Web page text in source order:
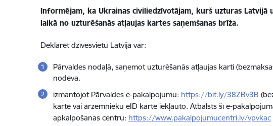
Informējam, ka Ukrainas civiliedzīvotājam, kurš uzturas Latvijā
laikā no uzturēšanās atļaujas kartes saņemšanas brīža.
Deklarēt dzīvesvietu Latvijā var:
Pārvaldes nodaļā, saņemot uzturēšanās atļaujas karti
nodeva.
izmantojot Pārvaldes e-pakalpojumu: https://bit.ly/38ZBv3B
kartē vai ārzemnieku eID kartē iekļauto. Atbalsts šī e-
apkalpošanas centru: https://www.pakalpojumucentri.lv/vpvkac